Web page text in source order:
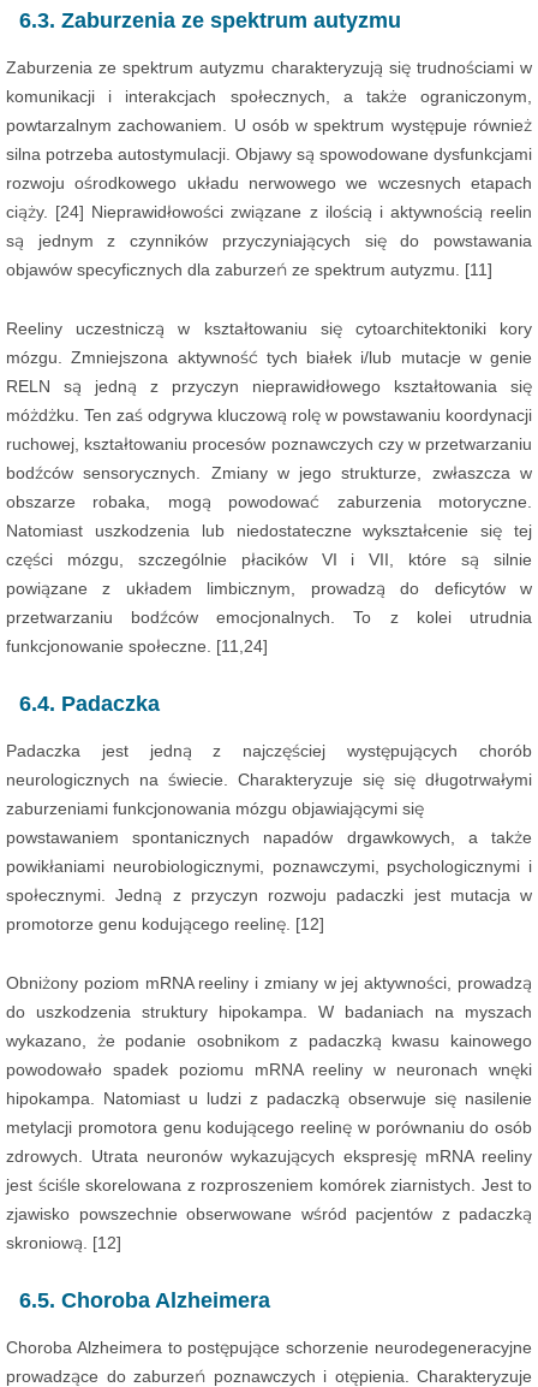
6.3. Zaburzenia ze spektrum autyzmu
Zaburzenia ze spektrum autyzmu charakteryzują się trudnościami w
komunikacji i interakcjach społecznych, a także ograniczonym,
powtarzalnym zachowaniem. U osób w spektrum występuje również
silna potrzeba autostymulacji. Objawy są spowodowane dysfunkcjami
rozwoju ośrodkowego układu nerwowego we wczesnych etapach
ciąży. [24] Nieprawidłowości związane z ilością i aktywnością reelin
są jednym z czynników przyczyniających się do powstawania
objawów specyficznych dla zaburzeń ze spektrum autyzmu. [11]
Reeliny uczestniczą w kształtowaniu się cytoarchitektoniki kory
mózgu. Zmniejszona aktywność tych białek i/lub mutacje w genie
RELN są jedną z przyczyn nieprawidłowego kształtowania się
móżdżku. Ten zaś odgrywa kluczową rolę w powstawaniu koordynacji
ruchowej, kształtowaniu procesów poznawczych czy w przetwarzaniu
bodźców sensorycznych. Zmiany w jego strukturze, zwłaszcza w
obszarze robaka, mogą powodować zaburzenia motoryczne.
Natomiast uszkodzenia lub niedostateczne wykształcenie się tej
części mózgu, szczególnie płacików VI i VII, które są silnie
powiązane z układem limbicznym, prowadzą do deficytów w
przetwarzaniu bodźców emocjonalnych. To z kolei utrudnia
funkcjonowanie społeczne. [11,24]
6.4. Padaczka
Padaczka jest jedną z najczęściej występujących chorób
neurologicznych na świecie. Charakteryzuje się się długotrwałymi
zaburzeniami funkcjonowania mózgu objawiającymi się
powstawaniem spontanicznych napadów drgawkowych, a także
powikłaniami neurobiologicznymi, poznawczymi, psychologicznymi i
społecznymi. Jedną z przyczyn rozwoju padaczki jest mutacja w
promotorze genu kodującego reelinę. [12]
Obniżony poziom mRNA reeliny i zmiany w jej aktywności, prowadzą
do uszkodzenia struktury hipokampa. W badaniach na myszach
wykazano, że podanie osobnikom z padaczką kwasu kainowego
powodowało spadek poziomu mRNA reeliny w neuronach wnęki
hipokampa. Natomiast u ludzi z padaczką obserwuje się nasilenie
metylacji promotora genu kodującego reelinę w porównaniu do osób
zdrowych. Utrata neuronów wykazujących ekspresję mRNA reeliny
jest ściśle skorelowana z rozproszeniem komórek ziarnistych. Jest to
zjawisko powszechnie obserwowane wśród pacjentów z padaczką
skroniową. [12]
6.5. Choroba Alzheimera
Choroba Alzheimera to postępujące schorzenie neurodegeneracyjne
prowadzące do zaburzeń poznawczych i otępienia. Charakteryzuje